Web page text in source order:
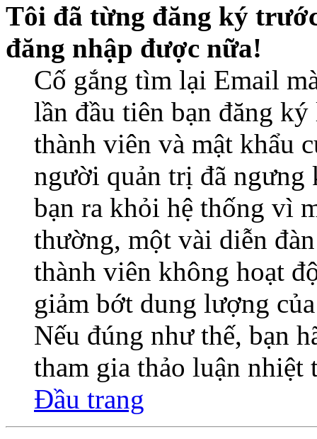
Tôi đã từng đăng ký
đăng nhập được nữa!
Cố gắng tìm lại Email
lần đầu tiên bạn đăng
thành viên và mật khẩu
người quản trị đã ngưng
bạn ra khỏi hệ thống vì
thường, một vài diễn
thành viên không hoạt
giảm bớt dung lượng
Nếu đúng như thế, bạn
tham gia thảo luận
Đầu trang